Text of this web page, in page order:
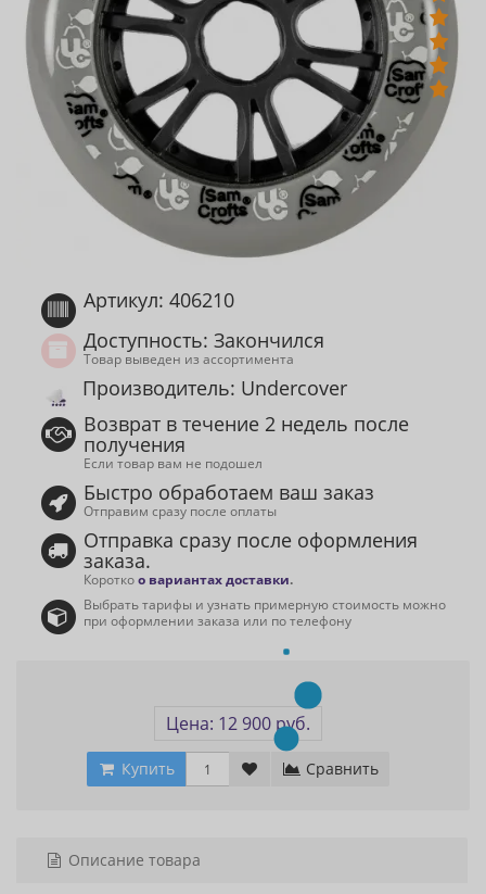
Артикул: 406210
Доступность: Закончился
Товар выведен из ассортимента
Производитель: Undercover
Возврат в течение 2 недель после
получения
Если товар вам не подошел
Быстро обработаем ваш заказ
Отправим сразу после оплаты
Отправка сразу после оформления
заказа.
Короткоо вариантах доставки.
Выбрать тарифы и узнать примерную стоимость можно
при оформлении заказа или по телефону
Цена: 12 900 руб.
Купить Сравнить
Описание товара